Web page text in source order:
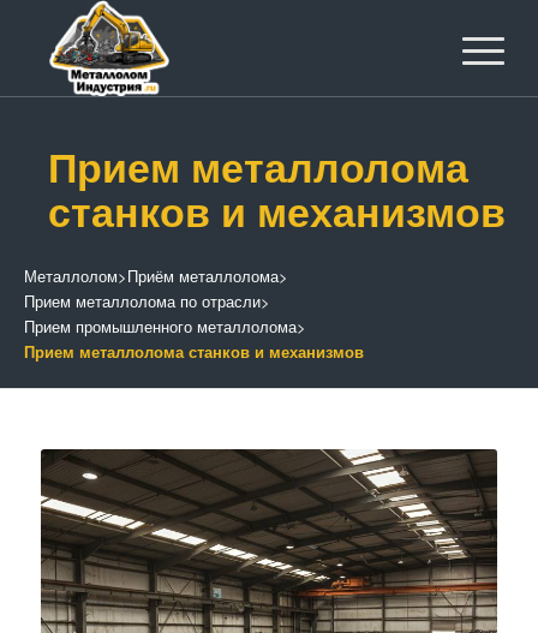
Прием металлолома
станков и механизмов
Металлолом>Приём металлолома>
Прием металлолома по отрасли>
Прием промышленного металлолома>
Прием металлолома станков и механизмов